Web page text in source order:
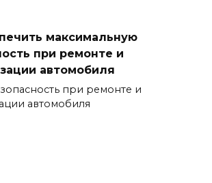
максимальную
при ремонте и
автомобиля
при ремонте и
автомобиля